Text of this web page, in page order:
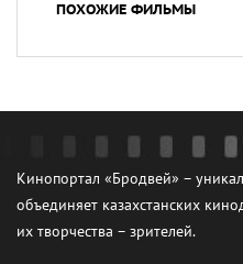
ПОХОЖИЕ ФИЛЬМЫ
Кинопортал «Бродвей» –
объединяет казахстанских
их творчества – зрителей.